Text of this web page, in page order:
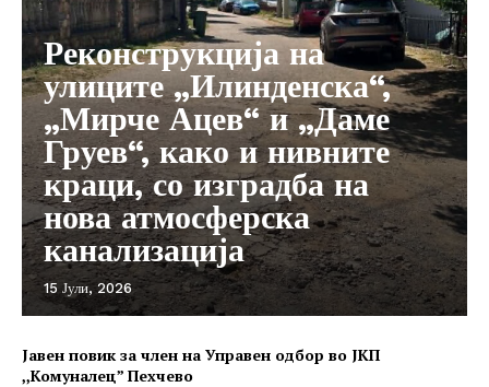
Реконструкција на
улиците „Илинденска“,
„Мирче Ацев“ и „Даме
Груев“, како и нивните
краци, со изградба на
нова атмосферска
канализација
15 Јули, 2026
Јавен повик за член на Управен одбор во ЈКП
,,Комуналец” Пехчево